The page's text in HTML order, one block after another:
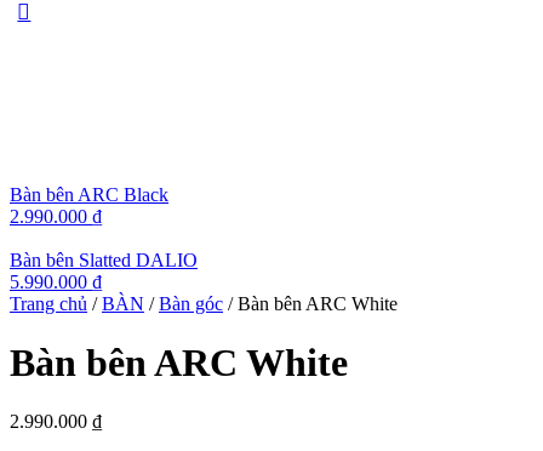
Bàn bên ARC Black
2.990.000 ₫
Bàn bên Slatted DALIO
5.990.000 ₫
Trang chủ /BÀN /Bàn góc / Bàn bên ARC White
Bàn bên ARC White
2.990.000 ₫